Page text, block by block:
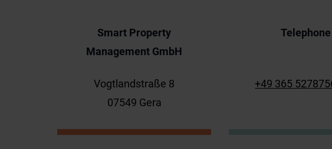
Smart Property
Management GmbH
Vogtlandstraße 8
07549 Gera
Telephone
+49 365